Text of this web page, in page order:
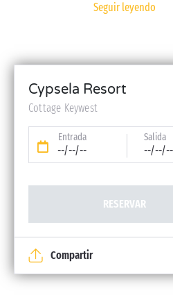
Kit bebé (cuna plegable, trona,
reserva)
Seguir leyendo
Cypsela Resort
Cottage Keywest
Entrada
--/--/--
Salida
--/--/--
RESERVAR
Compartir